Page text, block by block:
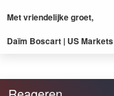
Met vrien­delijke groet,
Daïm Boscart | USMarkets